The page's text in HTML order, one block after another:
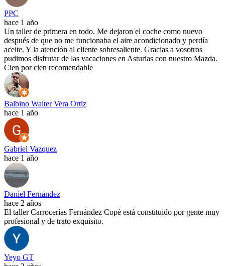
PPC
hace 1 año
Un taller de primera en todo. Me dejaron el coche como nuevo
después de que no me funcionaba el aire acondicionado y perdía
aceite. Y la atención al cliente sobresaliente. Gracias a vosotros
pudimos disfrutar de las vacaciones en Asturias con nuestro Mazda.
Cien por cien recomendable
Balbino Walter Vera Ortiz
hace 1 año
Gabriel Vazquez
hace 1 año
Daniel Fernandez
hace 2 años
El taller Carrocerías Fernández Copé está constituido por gente muy
profesional y de trato exquisito.
Yeyo GT